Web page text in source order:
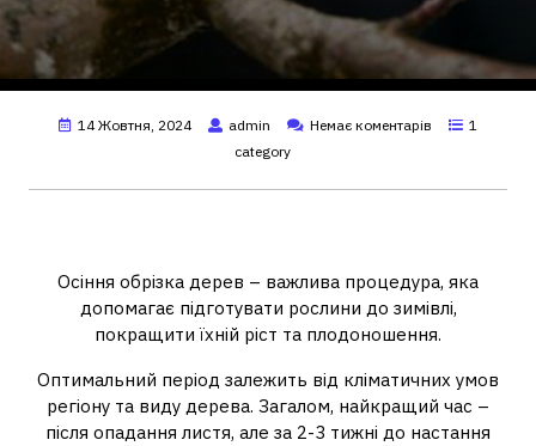
14 Жовтня, 2024 admin Немає коментарів
1
category
Осіння обрізка дерев – важлива процедура, яка
допомагає підготувати рослини до зимівлі,
покращити їхній ріст та плодоношення.
Оптимальний період залежить від кліматичних умов
регіону та виду дерева. Загалом, найкращий час –
після опадання листя, але за 2-3 тижні до настання